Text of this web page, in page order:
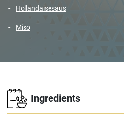
hollandaisesaus
miso
Ingredients